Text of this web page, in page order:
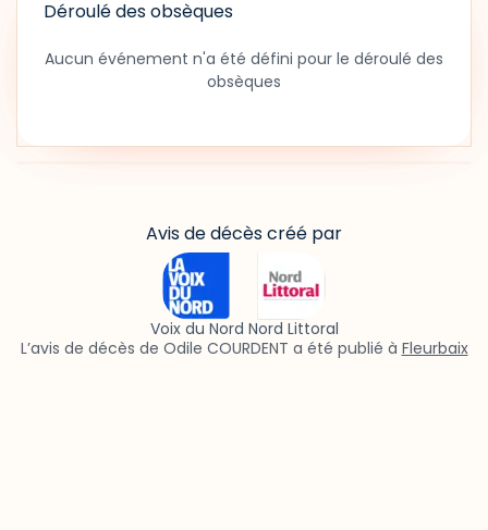
Déroulé des obsèques
Aucun événement n'a été défini pour le déroulé des
obsèques
Avis de décès créé par
Voix du Nord Nord Littoral
L’avis de décès de Odile COURDENT a été publié à Fleurbaix